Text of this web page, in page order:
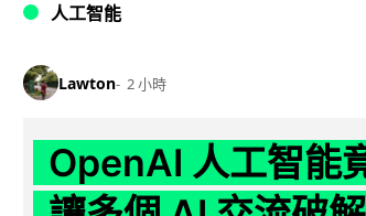
人工智能
Lawton 2 小時
OpenAI 人工智能